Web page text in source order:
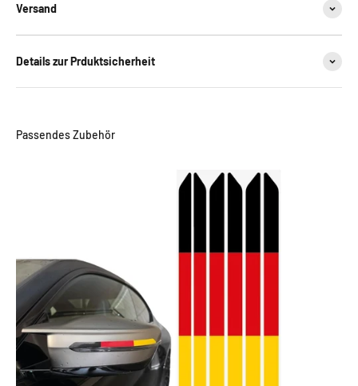
Versand
Details zur Prduktsicherheit
Passendes Zubehör